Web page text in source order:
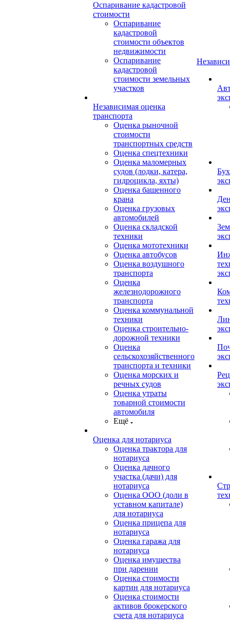
Оспаривание кадастровой
стоимости
Оспаривание
кадастровой
стоимости объектов
недвижимости
Оспаривание
кадастровой
стоимости земельных
участков
Независимая оценка
транспорта
Оценка рыночной
стоимости
транспортных средств
Оценка спецтехники
Оценка маломерных
судов (лодки, катера,
гидроцикла, яхты)
Оценка башенного
крана
Оценка грузовых
автомобилей
Оценка складской
техники
Оценка мототехники
Оценка автобусов
Оценка воздушного
транспорта
Оценка
железнодорожного
транспорта
Оценка коммунальной
техники
Оценка строительно-
дорожной техники
Оценка
сельскохозяйственного
транспорта и техники
Оценка морских и
речных судов
Оценка утраты
товарной стоимости
автомобиля
Ещё
Оценка для нотариуса
Оценка трактора для
нотариуса
Оценка дачного
участка (дачи) для
нотариуса
Оценка ООО (доли в
уставном капитале)
для нотариуса
Оценка прицепа для
нотариуса
Оценка гаража для
нотариуса
Оценка имущества
при дарении
Оценка стоимости
картин для нотариуса
Оценка стоимости
активов брокерского
счета для нотариуса